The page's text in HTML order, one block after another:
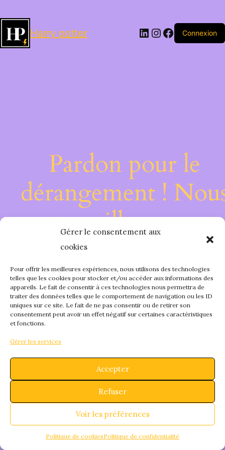
Gérer le consentement aux
cookies
Pour offrir les meilleures expériences, nous utilisons des technologies
telles que les cookies pour stocker et/ou accéder aux informations des
appareils. Le fait de consentir à ces technologies nous permettra de
traiter des données telles que le comportement de navigation ou les ID
uniques sur ce site. Le fait de ne pas consentir ou de retirer son
consentement peut avoir un effet négatif sur certaines caractéristiques
et fonctions.
Gérer les services
Accepter
Refuser
Voir les préférences
Politique de cookiesPolitique de confidentialité
Harry potter LinkedIn
Instagram
Facebook
Connexion
Pardon pour le
dérangement !
travaillons sur
quelque chose de
fantastique –
bientôt !